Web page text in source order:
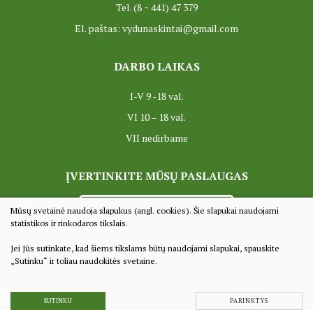
Tel. (8 ~ 441) 47 379
El. paštas: vydunaskintai@gmail.com
DARBO LAIKAS
I-V 9 -18 val.
VI 10 – 18 val.
VII nedirbame
ĮVERTINKITE MŪSŲ PASLAUGAS
VERTINTI
© 2022 Visos teisės saugomos
TEXUS
Mūsų svetainė naudoja slapukus (angl. cookies). Šie slapukai naudojami
statistikos ir rinkodaros tikslais.
Jei Jūs sutinkate, kad šiems tikslams būtų naudojami slapukai, spauskite
„Sutinku“ ir toliau naudokitės svetaine.
SUTINKU PARINKTYS